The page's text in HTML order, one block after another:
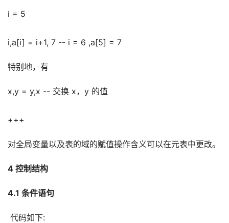
i = 5
i,a[i] = i+1, 7 -- i = 6 ,a[5] = 7
特别地，有
x,y = y,x -- 交换 x，y 的值
+++
对全局变量以及表的域的赋值操作含义可以在元表中更改。
4 控制结构
4.1 条件语句
代码如下: